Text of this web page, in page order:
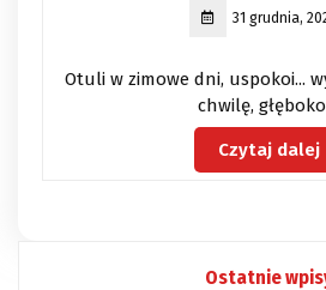
31 grudnia,
Otuli w zimowe dni, uspokoi...
chwilę,
Czytaj dalej
Ostatnie